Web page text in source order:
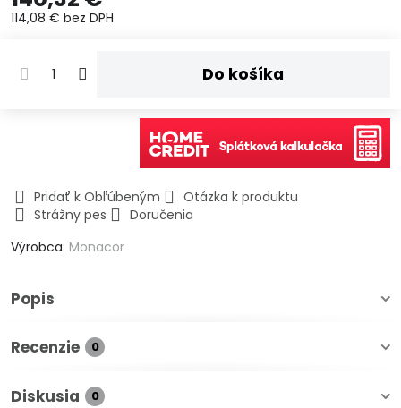
114,08 € bez DPH
Do košíka
Pridať k Obľúbeným
Otázka k produktu
Strážny pes
Doručenia
Výrobca: Monacor
Popis
Recenzie 0
Diskusia 0